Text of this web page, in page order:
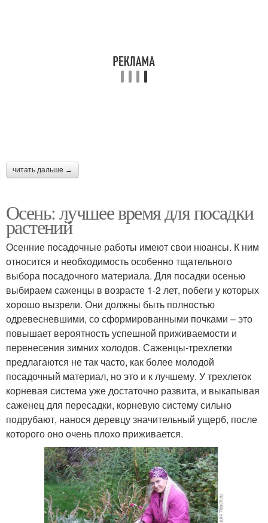
читать дальше →
Осень: лучшее время для посадки
растений
Осенние посадочные работы имеют свои нюансы. К ним
относится и необходимость особенно тщательного
выбора посадочного материала. Для посадки осенью
выбираем саженцы в возрасте 1-2 лет, побеги у которых
хорошо вызрели. Они должны быть полностью
одревесневшими, со сформированными почками – это
повышает вероятность успешной приживаемости и
перенесения зимних холодов. Саженцы-трехлетки
предлагаются не так часто, как более молодой
посадочный материал, но это и к лучшему. У трехлеток
корневая система уже достаточно развита, и выкапывая
саженец для пересадки, корневую систему сильно
подрубают, нанося деревцу значительный ущерб, после
которого оно очень плохо приживается.